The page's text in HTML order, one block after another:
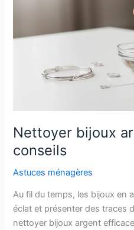
Nettoyer bijoux
conseils
Astuces ménagères
Au fil du temps, les bijoux en
éclat et présenter des traces
nettoyer bijoux argent